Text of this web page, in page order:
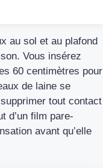
au sol et au plafond
Vous insérez
60 centimètres pour
de laine se
tout contact
d’un film pare-
avant qu’elle